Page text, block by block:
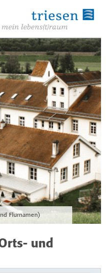
Flurnamen)
und